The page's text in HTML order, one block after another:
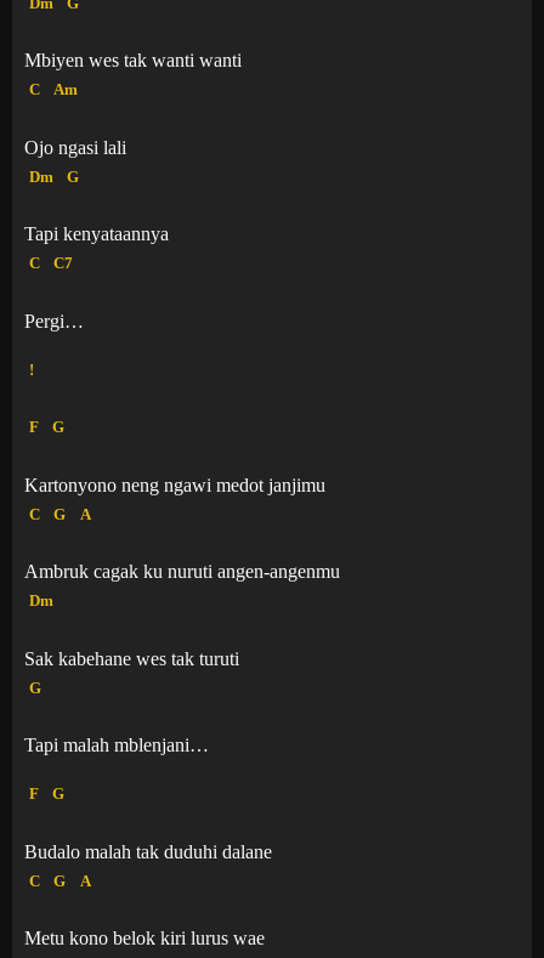
Dm G
Mbiyen wes tak wanti wanti
C Am
Ojo ngasi lali
Dm G
Tapi kenyataannya
C C7
Pergi…
!
F G
Kartonyono neng ngawi medot janjimu
C G A
Ambruk cagak ku nuruti angen-angenmu
Dm
Sak kabehane wes tak turuti
G
Tapi malah mblenjani…
F G
Budalo malah tak duduhi dalane
C G A
Metu kono belok kiri lurus wae